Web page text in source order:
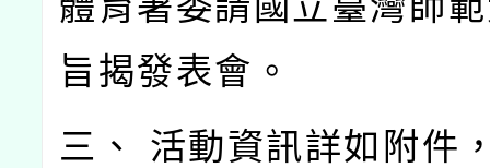
旨揭發表會。
三、 活動資訊詳如附件